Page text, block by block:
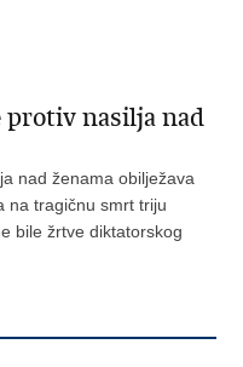
protiv nasilja nad
nad ženama obilježava
na tragičnu smrt triju
bile žrtve diktatorskog